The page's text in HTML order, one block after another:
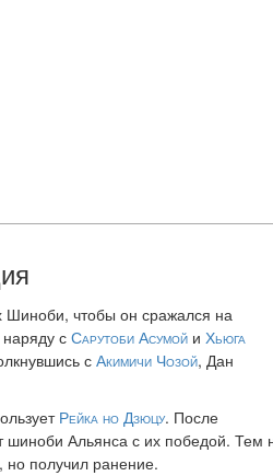
Шиноби, чтобы он сражался на
сСарутоби Асумой и Хьюга
с Акимичи Чозой, Дан
Рейка но Дзюцу. После
шиноби Альянса с их победой. Тем
получил ранение.